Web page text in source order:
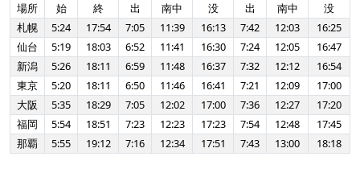
場所
始 終 出 南中 没 出 南中
没
札幌
5:24 17:54 7:05 11:39 16:13 7:42 12:03
16:25
仙台
5:19 18:03 6:52 11:41 16:30 7:24 12:05
16:47
新潟
5:26 18:11 6:59 11:48 16:37 7:32 12:12
16:54
東京
5:20 18:11 6:50 11:46 16:41 7:21 12:09
17:00
大阪
5:35 18:29 7:05 12:02 17:00 7:36 12:27
17:20
福岡
5:54 18:51 7:23 12:23 17:23 7:54 12:48
17:45
那覇
5:55 19:12 7:16 12:34 17:51 7:43 13:00 18:18